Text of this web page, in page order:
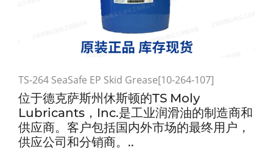
TS-264 SeaSafe EP Skid Grease[10-264-107]
位于德克萨斯州休斯顿的TS Moly
Lubricants，Inc.是工业润滑油的制造商和
供应商。客户包括国内外市场的最终用户，
供应公司和分销商。..